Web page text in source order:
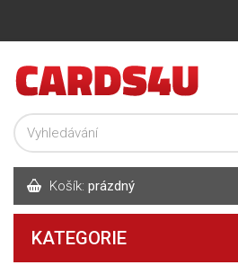
Košík: prázdný
KATEGORIE